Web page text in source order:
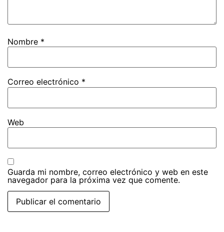
Nombre *
Correo electrónico *
Web
Guarda mi nombre, correo electrónico y web en este
navegador para la próxima vez que comente.